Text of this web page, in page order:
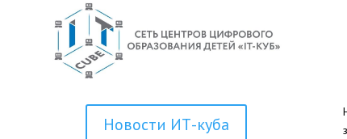
Новости ИТ-куба